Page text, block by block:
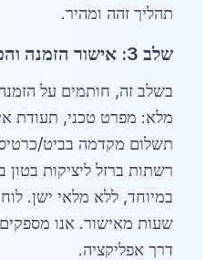
תהליך זהה ומהיר.
שלב 3: אישור הזמנה והפקת מסמכים
בשלב זה, חותמים על
תשלום מקדמה בביט/
רשתות ברזל ליציקות בטון
שעות מאישור. אנו
דרך אפליקציה.